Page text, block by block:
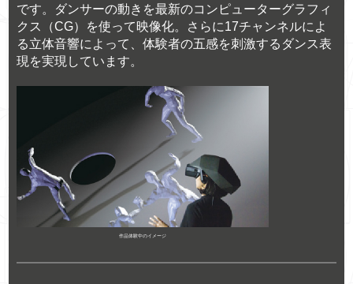
作品体験中のイメージ
です。ダンサーの動きを最新のコンピューターグラフィ
クス（CG）を使って映像化。さらに17チャンネルによ
る立体音響によって、体験者の五感を刺激するダンス表
現を実現しています。